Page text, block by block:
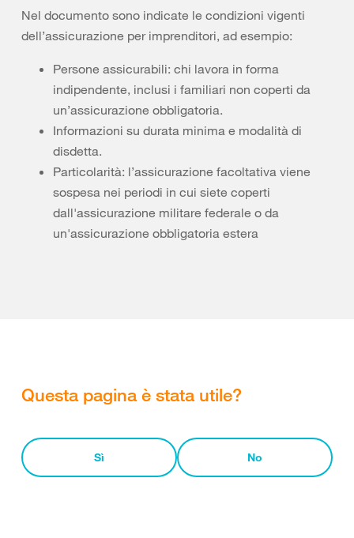
Nel documento sono indicate le condizioni vigenti
dell’assicurazione per imprenditori, ad esempio:
Persone assicurabili: chi lavora in forma
indipendente, inclusi i familiari non coperti da
un’assicurazione obbligatoria.
Informazioni su durata minima e modalità di
disdetta.
Particolarità: l’assicurazione facoltativa viene
sospesa nei periodi in cui siete coperti
dall'assicurazione militare federale o da
un'assicurazione obbligatoria estera
Questa pagina è stata utile?
Sì No